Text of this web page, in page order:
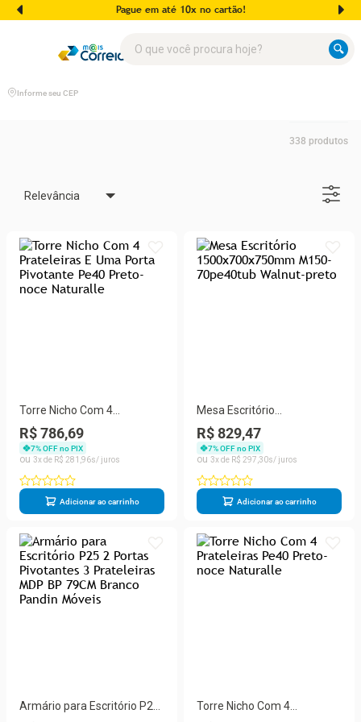
Pague em até 10x no cartão!
Informe seu CEP
338 produtos
Relevância
Torre Nicho Com 4
Prateleiras E Uma Porta
Pivotante Pe40 Preto-noce
Naturalle
R$ 786,69
7% OFF no PIX
3
R$ 281 96
Adicionar ao carrinho
Mesa Escritório
1500x700x750mm M150-
70pe40tub Walnut-preto
R$ 829,47
7% OFF no PIX
3
R$ 297 30
Adicionar ao carrinho
Armário para Escritório P25
Torre Nicho Com 4